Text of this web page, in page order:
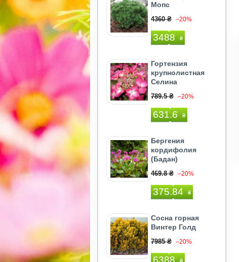
Мопс
4360 ₴ –20%
3488 ₴
Гортензия
крупнолистная
Селина
789.5 ₴ –20%
631.6 ₴
Бергения
кордифолия
(Бадан)
469.8 ₴ –20%
375.84 ₴
Сосна горная
Винтер Голд
7985 ₴ –20%
6388 ₴